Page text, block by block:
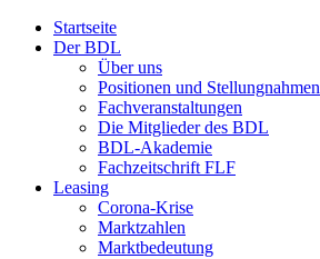
Startseite
Der BDL
Über uns
Positionen und Stellungnahmen
Fachveranstaltungen
Die Mitglieder des BDL
BDL-Akademie
Fachzeitschrift FLF
Leasing
Corona-Krise
Marktzahlen
Marktbedeutung